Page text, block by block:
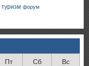
туризм форум
Пт Сб Вс